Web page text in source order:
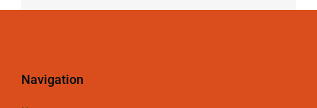
Navigation